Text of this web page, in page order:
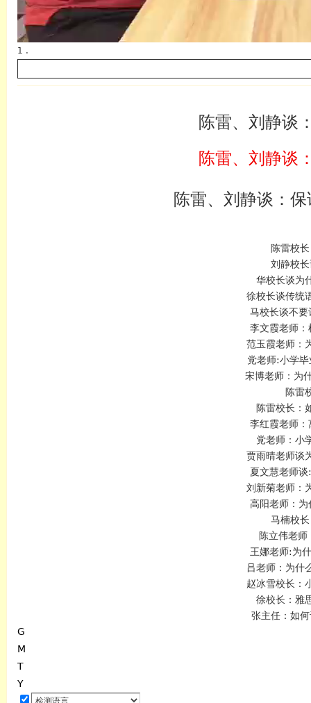
1 .
陈雷、刘静谈
陈雷、刘静谈
陈雷、刘静谈：
陈雷校
刘静校
华校长谈为
徐校长谈传统
马校长谈不
李文霞老师
范玉霞老师：
党老师:小学
宋博老师：为
陈雷
陈雷校长：
李红霞老师
党老师：小
贾雨晴老师谈
夏文慧老师
刘新菊老师：
高阳老师：
马楠校
陈立伟老师
王娜老师:为
吕老师：为什
赵冰雪校长：
徐校长：雅
张主任：如
G
M
T
Y